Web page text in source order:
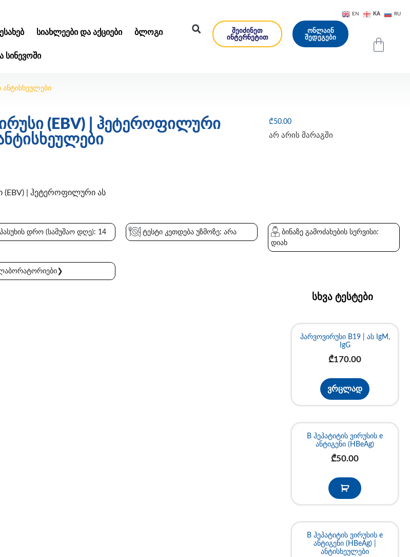
ᲡᲘᲐᲮᲚᲔᲔᲑᲘ ᲓᲐ ᲐᲥᲪᲘᲔᲑᲘ ᲑᲚᲝᲒᲘ
ᲡᲘᲜᲔᲕᲝᲨᲘ
ᲨᲔᲘᲫᲘᲜᲔᲗ
ᲘᲜᲢᲔᲠᲜᲔᲢᲘᲗ
ᲝᲜᲚᲐᲘᲜ
ᲨᲔᲓᲔᲒᲔᲑᲘ
(EBV) | ჰეტეროფილური
(EBV) | ჰეტეროფილური ას
₾50.00
არ არის მარაგში
დრო (სამუშაო დღე): 14 ტესტი კეთდება უზმოზე: არა
ბინაზე გამოძახების სერვისი:
დიახ
სხვა ტესტები
პარვოვირუსი B19 | ას IgM,
IgG
₾170.00
ვრცლად
B ჰეპატიტის ვირუსის e
ანტიგენი (HBeAg)
₾50.00
B ჰეპატიტის ვირუსის e
ანტიგენი (HBeAg) |
ანტისხეულები
EN KA RU